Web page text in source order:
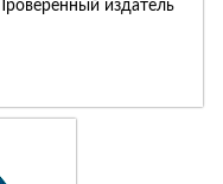
Проверенный издатель